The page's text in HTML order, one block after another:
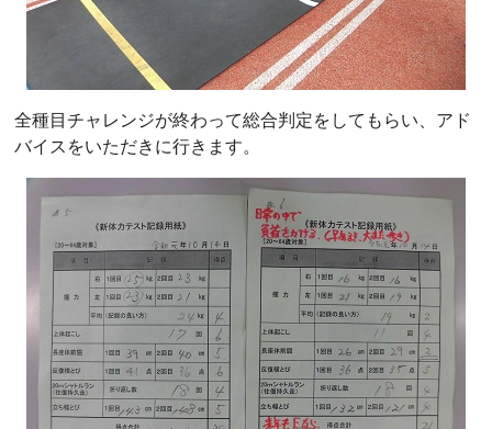
全種目チャレンジが終わって総合判定をしてもらい、アド
バイスをいただきに行きます。